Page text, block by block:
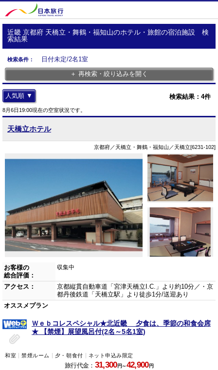
近畿 京都府 天橋立・舞鶴・福知山のホテル・旅館の宿泊施設 検
索結果
検索条件：
日付未定/2名1室
＋ 再検索・絞り込みを開く
検索結果： 4件
人気順 ▼
8月6日19:00現在の空室状況です。
天橋立ホテル
京都府／天橋立・舞鶴・福知山／天橋立[6231-102]
お客様の
総合評価：
収集中
アクセス：
京都縦貫自動車道「宮津天橋立I.C.」より約10分／・京
都丹後鉄道「天橋立駅」より徒歩1分/送迎あり
オススメプラン
Ｗｅｂコレスペシャル★北近畿 夕食は、季節の和食会席
★ 【禁煙】展望風呂付(2名～5名1室)
和室 禁煙ルーム 夕・朝食付 ネット申込み限定
旅行代金： 31,300円～42,900円